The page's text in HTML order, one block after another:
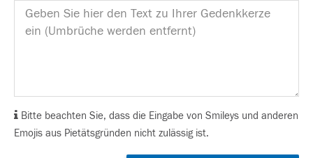
Bitte beachten Sie, dass die Eingabe von Smileys und anderen
Emojis aus Pietätsgründen nicht zulässig ist.